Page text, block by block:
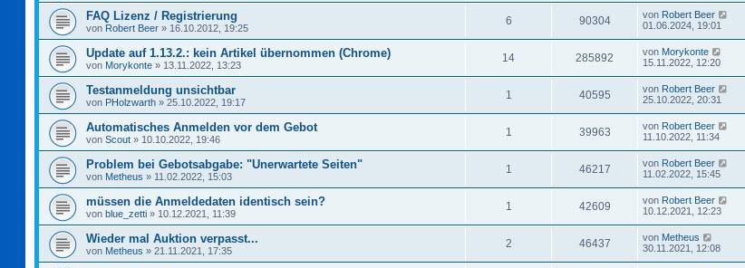
FAQ Lizenz / Registrierung
von Robert Beer » 16.10.2012, 19:25
6 90304 von Robert Beer
01.06.2024, 19:01
Update auf 1.13.2.: kein Artikel übernommen (Chrome)
von Morykonte » 13.11.2022, 13:23
14 285892 von Morykonte
15.11.2022, 12:20
Testanmeldung unsichtbar
von PHolzwarth » 25.10.2022, 19:17
1 40595 von Robert Beer
25.10.2022, 20:31
Automatisches Anmelden vor dem Gebot
von Scout » 10.10.2022, 19:46
1 39963 von Robert Beer
11.10.2022, 11:34
Problem bei Gebotsabgabe: "Unerwartete Seiten"
von Metheus » 11.02.2022, 15:03
1 46217 von Robert Beer
11.02.2022, 15:45
müssen die Anmeldedaten identisch sein?
von blue_zetti » 10.12.2021, 11:39
1 42609 von Robert Beer
10.12.2021, 12:23
Wieder mal Auktion verpasst...
von Metheus » 21.11.2021, 17:35
2 46437 von Metheus
30.11.2021, 12:08